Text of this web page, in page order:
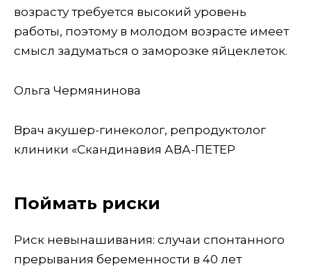
возрасту требуется высокий уровень
работы, поэтому в молодом возрасте имеет
смысл задуматься о заморозке яйцеклеток.
Ольга Чермянинова
Врач акушер-гинеколог, репродуктолог
клиники «Скандинавия АВА-ПЕТЕР
Поймать риски
Риск невынашивания: случаи спонтанного
прерывания беременности в 40 лет